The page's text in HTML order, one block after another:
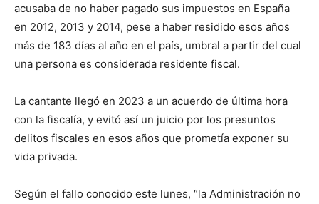
acusaba de no haber pagado sus impuestos en España
en 2012, 2013 y 2014, pese a haber residido esos años
más de 183 días al año en el país, umbral a partir del cual
una persona es considerada residente fiscal.
La cantante llegó en 2023 a un acuerdo de última hora
con la fiscalía, y evitó así un juicio por los presuntos
delitos fiscales en esos años que prometía exponer su
vida privada.
Según el fallo conocido este lunes, “la Administración no